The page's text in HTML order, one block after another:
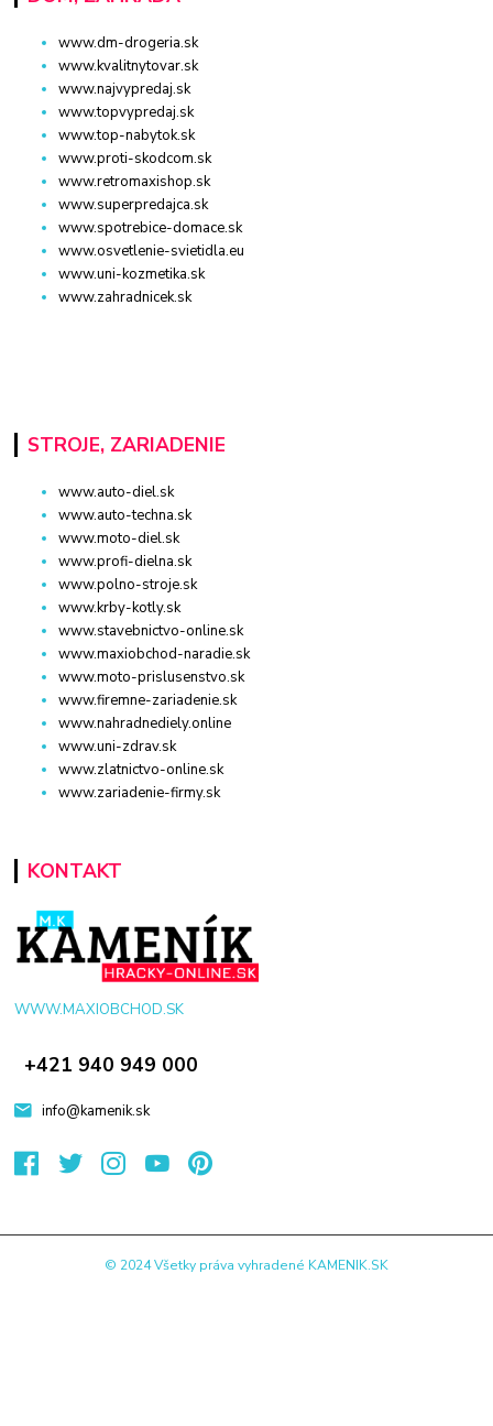
www.dm-drogeria.sk
www.kvalitnytovar.sk
www.najvypredaj.sk
www.topvypredaj.sk
www.top-nabytok.sk
www.proti-skodcom.sk
www.retromaxishop.sk
www.superpredajca.sk
www.spotrebice-domace.sk
www.osvetlenie-svietidla.eu
www.uni-kozmetika.sk
www.zahradnicek.sk
STROJE, ZARIADENIE
www.auto-diel.sk
www.auto-techna.sk
www.moto-diel.sk
www.profi-dielna.sk
www.polno-stroje.sk
www.krby-kotly.sk
www.stavebnictvo-online.sk
www.maxiobchod-naradie.sk
www.moto-prislusenstvo.sk
www.firemne-zariadenie.sk
www.nahradnediely.online
www.uni-zdrav.sk
www.zlatnictvo-online.sk
www.zariadenie-firmy.sk
KONTAKT
WWW.MAXIOBCHOD.SK
+421 940 949 000
info@kamenik.sk
© 2024 Všetky práva vyhradené KAMENIK.SK